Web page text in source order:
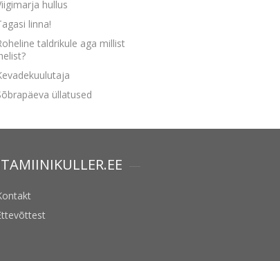
hullus
linna!
taldrikule aga millist
üllatused